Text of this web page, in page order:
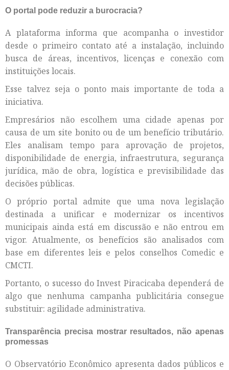
O portal pode reduzir a burocracia?
A plataforma informa que acompanha o investidor
desde o primeiro contato até a instalação, incluindo
busca de áreas, incentivos, licenças e conexão com
instituições locais.
Esse talvez seja o ponto mais importante de toda a
iniciativa.
Empresários não escolhem uma cidade apenas por
causa de um site bonito ou de um benefício tributário.
Eles analisam tempo para aprovação de projetos,
disponibilidade de energia, infraestrutura, segurança
jurídica, mão de obra, logística e previsibilidade das
decisões públicas.
O próprio portal admite que uma nova legislação
destinada a unificar e modernizar os incentivos
municipais ainda está em discussão e não entrou em
vigor. Atualmente, os benefícios são analisados com
base em diferentes leis e pelos conselhos Comedic e
CMCTI.
Portanto, o sucesso do Invest Piracicaba dependerá de
algo que nenhuma campanha publicitária consegue
substituir: agilidade administrativa.
Transparência precisa mostrar resultados, não apenas
promessas
O Observatório Econômico apresenta dados públicos e